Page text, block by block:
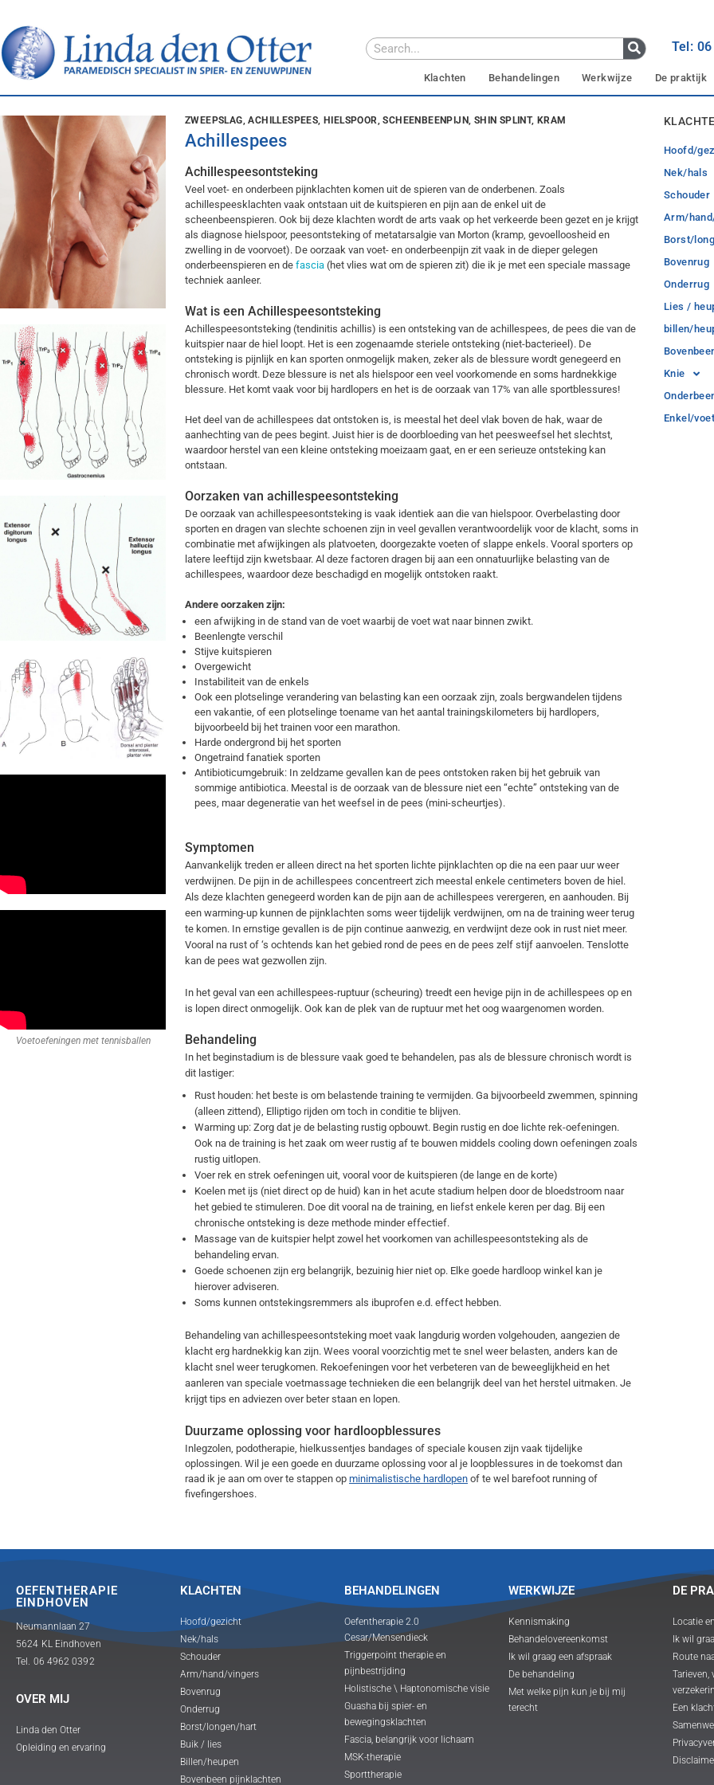
Tel:
Klachten Behandelingen Werkwijze De praktijk
Voetoefeningen met tennisballen
ZWEEPSLAG, ACHILLESPEES, HIELSPOOR, SCHEENBEENPIJN, SHIN SPLINT, KRAM
Achillespees
Achillespeesontsteking
Veel voet- en onderbeen pijnklachten komen uit de spieren van de onderbenen. Zoals
achillespeesklachten vaak ontstaan uit de kuitspieren en pijn aan de enkel uit de
scheenbeenspieren. Ook bij deze klachten wordt de arts vaak op het verkeerde been gezet en je krijgt
als diagnose hielspoor, peesontsteking of metatarsalgie van Morton (kramp, gevoelloosheid en
zwelling in de voorvoet). De oorzaak van voet- en onderbeenpijn zit vaak in de dieper gelegen
onderbeenspieren en de fascia (het vlies wat om de spieren zit) die ik je met een speciale massage
techniek aanleer.
Wat is een Achillespeesontsteking
Achillespeesontsteking (tendinitis achillis) is een ontsteking van de achillespees, de pees die van de
kuitspier naar de hiel loopt. Het is een zogenaamde steriele ontsteking (niet-bacterieel). De
ontsteking is pijnlijk en kan sporten onmogelijk maken, zeker als de blessure wordt genegeerd en
chronisch wordt. Deze blessure is net als hielspoor een veel voorkomende en soms hardnekkige
blessure. Het komt vaak voor bij hardlopers en het is de oorzaak van 17% van alle sportblessures!
Het deel van de achillespees dat ontstoken is, is meestal het deel vlak boven de hak, waar de
aanhechting van de pees begint. Juist hier is de doorbloeding van het peesweefsel het slechtst,
waardoor herstel van een kleine ontsteking moeizaam gaat, en er een serieuze ontsteking kan
ontstaan.
Oorzaken van achillespeesontsteking
De oorzaak van achillespeesontsteking is vaak identiek aan die van hielspoor. Overbelasting door
sporten en dragen van slechte schoenen zijn in veel gevallen verantwoordelijk voor de klacht, soms in
combinatie met afwijkingen als platvoeten, doorgezakte voeten of slappe enkels. Vooral sporters op
latere leeftijd zijn kwetsbaar. Al deze factoren dragen bij aan een onnatuurlijke belasting van de
achillespees, waardoor deze beschadigd en mogelijk ontstoken raakt.
Andere oorzaken zijn:
een afwijking in de stand van de voet waarbij de voet wat naar binnen zwikt.
Beenlengte verschil
Stijve kuitspieren
Overgewicht
Instabiliteit van de enkels
Ook een plotselinge verandering van belasting kan een oorzaak zijn, zoals bergwandelen tijdens
een vakantie, of een plotselinge toename van het aantal trainingskilometers bij hardlopers,
bijvoorbeeld bij het trainen voor een marathon.
Harde ondergrond bij het sporten
Ongetraind fanatiek sporten
Antibioticumgebruik: In zeldzame gevallen kan de pees ontstoken raken bij het gebruik van
sommige antibiotica. Meestal is de oorzaak van de blessure niet een “echte” ontsteking van de
pees, maar degeneratie van het weefsel in de pees (mini-scheurtjes).
Symptomen
Aanvankelijk treden er alleen direct na het sporten lichte pijnklachten op die na een paar uur weer
verdwijnen. De pijn in de achillespees concentreert zich meestal enkele centimeters boven de hiel.
Als deze klachten genegeerd worden kan de pijn aan de achillespees verergeren, en aanhouden. Bij
een warming-up kunnen de pijnklachten soms weer tijdelijk verdwijnen, om na de training weer terug
te komen. In ernstige gevallen is de pijn continue aanwezig, en verdwijnt deze ook in rust niet meer.
Vooral na rust of ‘s ochtends kan het gebied rond de pees en de pees zelf stijf aanvoelen. Tenslotte
kan de pees wat gezwollen zijn.
In het geval van een achillespees-ruptuur (scheuring) treedt een hevige pijn in de achillespees op en
is lopen direct onmogelijk. Ook kan de plek van de ruptuur met het oog waargenomen worden.
Behandeling
In het beginstadium is de blessure vaak goed te behandelen, pas als de blessure chronisch wordt is
dit lastiger:
Rust houden: het beste is om belastende training te vermijden. Ga bijvoorbeeld zwemmen, spinning
(alleen zittend), Elliptigo rijden om toch in conditie te blijven.
Warming up: Zorg dat je de belasting rustig opbouwt. Begin rustig en doe lichte rek-oefeningen.
Ook na de training is het zaak om weer rustig af te bouwen middels cooling down oefeningen zoals
rustig uitlopen.
Voer rek en strek oefeningen uit, vooral voor de kuitspieren (de lange en de korte)
Koelen met ijs (niet direct op de huid) kan in het acute stadium helpen door de bloedstroom naar
het gebied te stimuleren. Doe dit vooral na de training, en liefst enkele keren per dag. Bij een
chronische ontsteking is deze methode minder effectief.
Massage van de kuitspier helpt zowel het voorkomen van achillespeesontsteking als de
behandeling ervan.
Goede schoenen zijn erg belangrijk, bezuinig hier niet op. Elke goede hardloop winkel kan je
hierover adviseren.
Soms kunnen ontstekingsremmers als ibuprofen e.d. effect hebben.
Behandeling van achillespeesontsteking moet vaak langdurig worden volgehouden, aangezien de
klacht erg hardnekkig kan zijn. Wees vooral voorzichtig met te snel weer belasten, anders kan de
klacht snel weer terugkomen. Rekoefeningen voor het verbeteren van de beweeglijkheid en het
aanleren van speciale voetmassage technieken die een belangrijk deel van het herstel uitmaken. Je
krijgt tips en adviezen over beter staan en lopen.
Duurzame oplossing voor hardloopblessures
Inlegzolen, podotherapie, hielkussentjes bandages of speciale kousen zijn vaak tijdelijke
oplossingen. Wil je een goede en duurzame oplossing voor al je loopblessures in de toekomst dan
raad ik je aan om over te stappen op minimalistische hardlopen of te wel barefoot running of
fivefingershoes.
Hoofd/
Nek/hals
Schouder
Arm/
Borst/
Bovenrug
Onderrug
Lies /
billen/
Knie
Enkel/
OEFENTHERAPIE
EINDHOVEN
Neumannlaan 27
5624 KL Eindhoven
Tel. 06 4962 0392
OVER MIJ
Linda den Otter
Opleiding en ervaring
KLACHTEN
Hoofd/gezicht
Nek/hals
Schouder
Arm/hand/vingers
Bovenrug
Onderrug
Borst/longen/hart
Buik / lies
Billen/heupen
Bovenbeen pijnklachten
BEHANDELINGEN
Oefentherapie 2.0
Cesar/Mensendieck
Triggerpoint therapie en
pijnbestrijding
Holistische \ Haptonomische visie
Guasha bij spier- en
bewegingsklachten
Fascia, belangrijk voor lichaam
MSK-therapie
Sporttherapie
WERKWIJZE
Kennismaking
Behandelovereenkomst
Ik wil graag een afspraak
De behandeling
Met welke pijn kun je bij mij
terecht
DE
Locatie
Ik wil
Route
Tarieven,
Een